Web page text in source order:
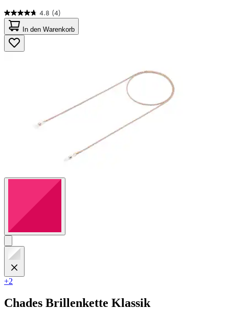
4.8 (4)
4.8
von
5
Sternen.
4
In den Warenkorb
+2
Chades Brillenkette Klassik